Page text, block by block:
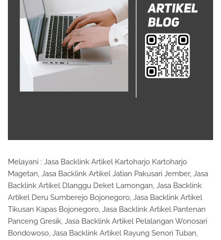
Melayani : Jasa Backlink Artikel Kartoharjo Kartoharjo
Magetan, Jasa Backlink Artikel Jatian Pakusari Jember, Jasa
Backlink Artikel Dlanggu Deket Lamongan, Jasa Backlink
Artikel Deru Sumberejo Bojonegoro, Jasa Backlink Artikel
Tikusan Kapas Bojonegoro, Jasa Backlink Artikel Pantenan
Panceng Gresik, Jasa Backlink Artikel Pelalangan Wonosari
Bondowoso, Jasa Backlink Artikel Rayung Senori Tuban,